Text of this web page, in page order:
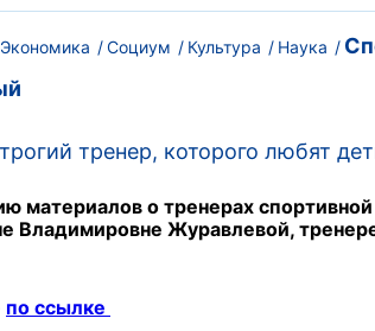
Экономика Социум Культура Наука
тренер, которого любят
материалов о тренерах
Владимировне Журавлевой,
по ссылке